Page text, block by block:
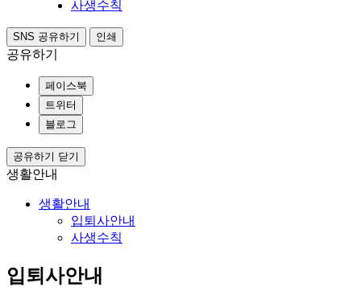
사생수칙
SNS 공유하기 인쇄
공유하기
페이스북
트위터
블로그
공유하기 닫기
생활안내
생활안내
입퇴사안내
사생수칙
입퇴사안내